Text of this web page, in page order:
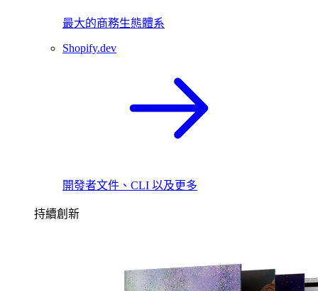
最大的商務生態體系
Shopify.dev
開發者文件、CLI 以及更多
持續創新